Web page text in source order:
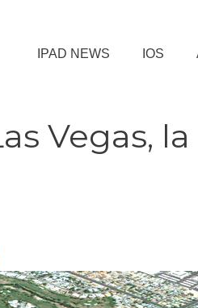
IPAD NEWS IOS
Vegas, la